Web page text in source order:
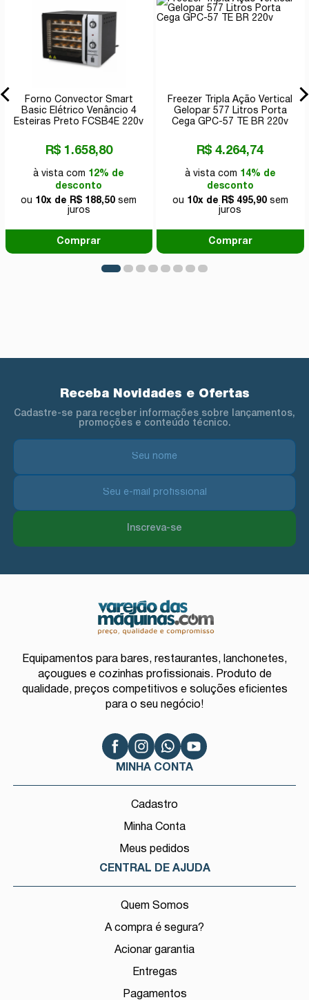
Forno Convector Smart
Basic Elétrico Venâncio 4
Esteiras Preto FCSB4E 220v
R$ 1.658,80
à vista com 12% de
desconto
ou 10x de R$ 188,50 sem
juros
Comprar
Freezer Tripla Ação Vertical
Gelopar 577 Litros Porta
Cega GPC-57 TE BR 220v
R$ 4.264,74
à vista com 14% de
desconto
ou 10x de R$ 495,90sem
juros
Comprar
Receba Novidades e Ofertas
Cadastre-se para receber informações sobre lançamentos,
promoções e conteúdo técnico.
Inscreva-se
Equipamentos para bares, restaurantes, lanchonetes,
açougues e cozinhas profissionais. Produto de
qualidade, preços competitivos e soluções eficientes
para o seu negócio!
MINHA CONTA
Cadastro
Minha Conta
Meus pedidos
CENTRAL DE AJUDA
Quem Somos
A compra é segura?
Acionar garantia
Entregas
Pagamentos